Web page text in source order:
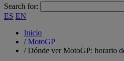
Search for:
ES EN
Inicio
/MotoGP
/Dónde ver MotoGP: horario